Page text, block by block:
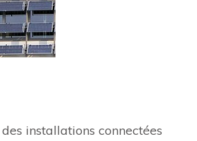
installations connectées